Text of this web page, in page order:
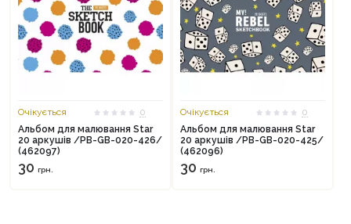
Очікується
0
Альбом для малювання Star
20 аркушів /PB-GB-020-426/
(462097)
30 грн.
Очікується
0
Альбом для малювання Star
20 аркушів /PB-GB-020-425/
(462096)
30 грн.
Продовжити покупки